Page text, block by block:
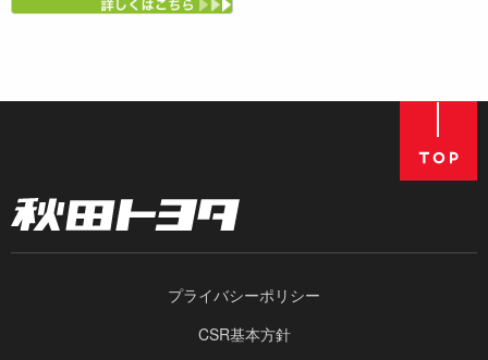
プライバシーポリシー
CSR基本方針